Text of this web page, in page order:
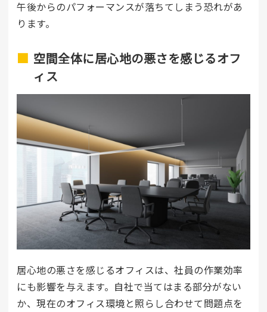
午後からのパフォーマンスが落ちてしまう恐れがあ
ります。
空間全体に居心地の悪さを感じるオフ
ィス
居心地の悪さを感じるオフィスは、社員の作業効率
にも影響を与えます。自社で当てはまる部分がない
か、現在のオフィス環境と照らし合わせて問題点を